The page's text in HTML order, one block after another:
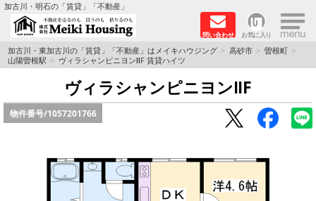
加古川・明石の「賃貸」「不動産」
問い合わせ お気に入り ×
TOPページ
☆メイキハウジングオススメ物件特集☆
都市ガス物件
ファミリー物件
加古川・東加古川の「賃貸」「不動産」はメイキハウジング 高砂市
曽根町
山陽曽根駅
ヴィラシャンピニヨンⅡF 賃貸ハイツ
ヴィラシャンピニヨンⅡF
物件番号/1057201766